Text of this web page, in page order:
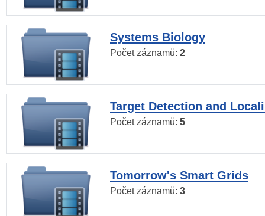
Systems Biology
Počet záznamů: 2
Target Detection and
Počet záznamů: 5
Tomorrow's Smart Grids
Počet záznamů: 3